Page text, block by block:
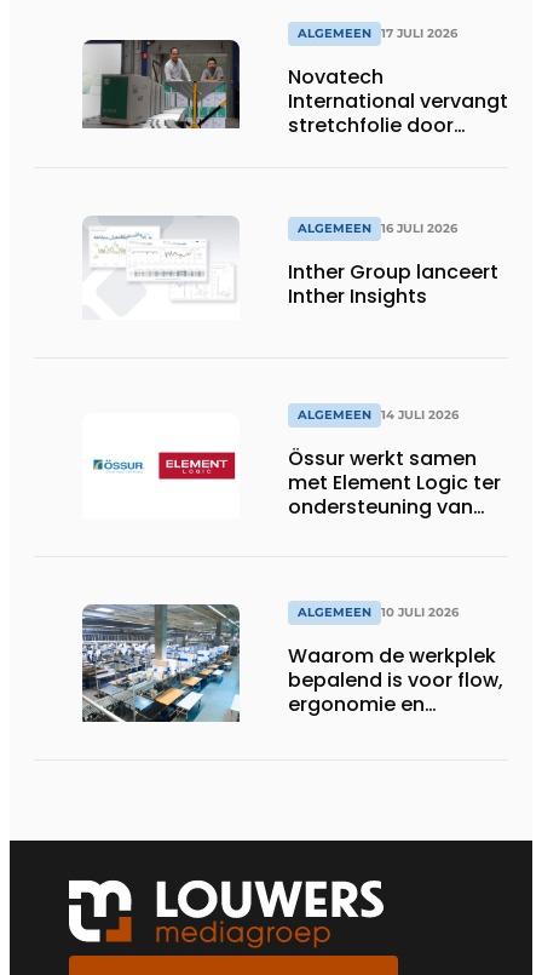
ALGEMEEN 17 JULI 2026
Novatech
International vervangt
stretchfolie door
ALGEMEEN 16 JULI 2026
Inther Group lanceert
Inther Insights
ALGEMEEN 14 JULI 2026
Össur werkt samen
met Element Logic ter
ondersteuning van
ALGEMEEN 10 JULI 2026
Waarom de werkplek
bepalend is voor flow,
ergonomie en